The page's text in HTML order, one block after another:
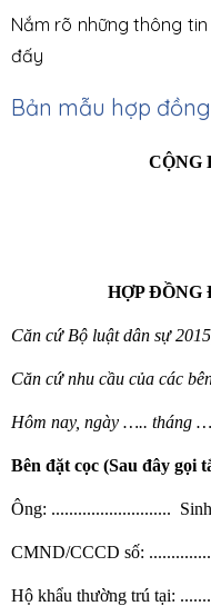
Nắm rõ những thông
đấy
Bản mẫu hợp
CỘNG
HỢP ĐỒNG
Căn cứ Bộ luật dân sự
Căn cứ nhu cầu của các
Hôm nay, ngày …..
Bên đặt cọc (Sau đây gọi
Ông: ...........................
CMND/CCCD số:
Hộ khẩu thường trú tại: